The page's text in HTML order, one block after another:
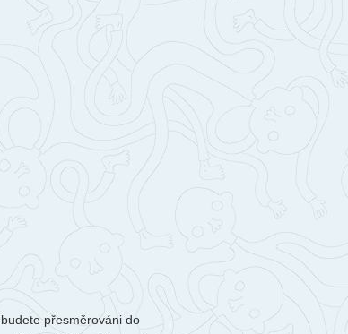
přesměrováni do